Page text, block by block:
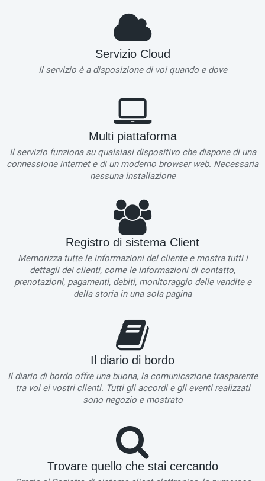
Servizio Cloud
Il servizio è a disposizione di voi quando e dove
Multi piattaforma
Il servizio funziona su qualsiasi dispositivo che dispone di una
connessione internet e di un moderno browser web. Necessaria
nessuna installazione
Registro di sistema Client
Memorizza tutte le informazioni del cliente e mostra tutti i
dettagli dei clienti, come le informazioni di contatto,
prenotazioni, pagamenti, debiti, monitoraggio delle vendite e
della storia in una sola pagina
Il diario di bordo
Il diario di bordo offre una buona, la comunicazione trasparente
tra voi ei vostri clienti. Tutti gli accordi e gli eventi realizzati
sono negozio e mostrato
Trovare quello che stai cercando